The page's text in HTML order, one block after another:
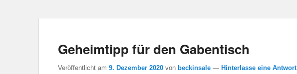
Geheimtipp für den Gabentisch
Veröffentlicht am 9. Dezember 2020 von beckinsale — Hinterlasse eine Antwort